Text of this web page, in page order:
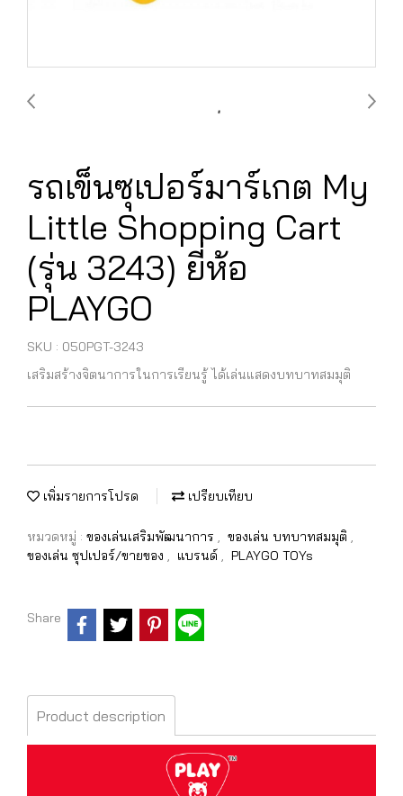
รถเข็นซุเปอร์มาร์เกต My
Little Shopping Cart
(รุ่น 3243) ยี่ห้อ
PLAYGO
SKU : 050PGT-3243
เสริมสร้างจิตนาการในการเรียนรู้ ได้เล่นแสดงบทบาทสมมุติ
เพิ่มรายการโปรด เปรียบเทียบ
หมวดหมู่ : ของเล่นเสริมพัฒนาการ , ของเล่น บทบาทสมมุติ ,
ของเล่น ซุปเปอร์/ขายของ , แบรนด์ , PLAYGO TOYs
Share
Product description